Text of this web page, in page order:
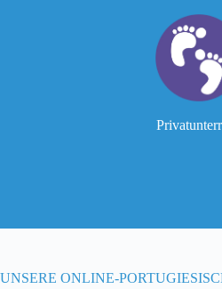
Täglich,
Flexibel – Lernen Sie In
Personalisierter
Einzelunterricht Mit
UNSERE ONLINE-